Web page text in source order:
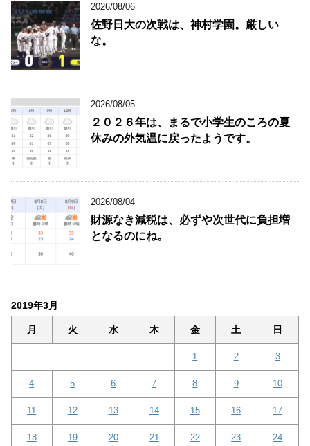
2026/08/06
佐野日大の次戦は、神村学園。厳しい
な。
2026/08/05
２０２６年は、まるで小学生のころの夏
休みの外気温に戻ったようです。
2026/08/04
財源なき減税は、必ずや次世代に負担増
となるのにね。
2019年3月
月 火 水 木 金 土 日
1 2 3
4 5 6 7 8 9 10
11 12 13 14 15 16 17
18 19 20 21 22 23 24